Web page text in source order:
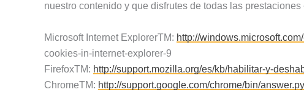
nuestro contenido y que disfrutes de todas las
Microsoft Internet ExplorerTM: http://
cookies-in-internet-explorer-9
FirefoxTM: http://support.mozilla.org/es/kb/habilitar-y-
ChromeTM: http://support.google.com/chrome/bin/